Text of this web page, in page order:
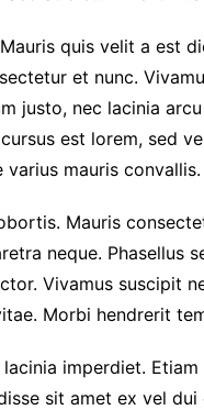
quis velit a est
et nunc.
justo, nec lacinia
est lorem, sed
mauris
Mauris
neque. Phasellus
Vivamus suscipit
Morbi hendrerit
imperdiet.
sit amet ex vel